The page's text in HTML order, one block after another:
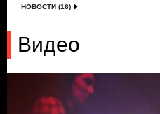
НОВОСТИ (16)
Видео